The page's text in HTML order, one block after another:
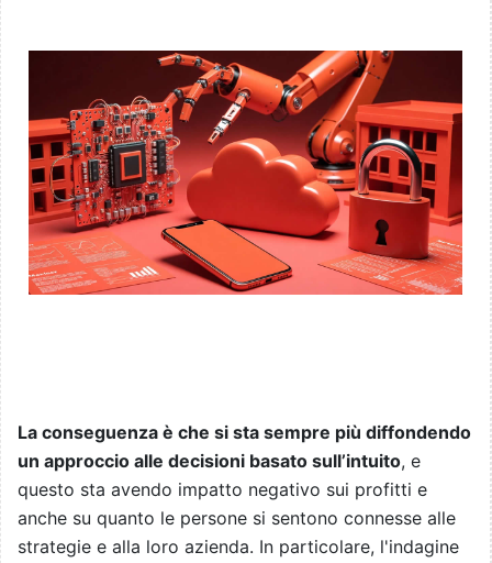
La conseguenza è che si sta sempre più diffondendo
un approccio alle decisioni basato sull’intuito, e
questo sta avendo impatto negativo sui profitti e
anche su quanto le persone si sentono connesse alle
strategie e alla loro azienda. In particolare, l'indagine